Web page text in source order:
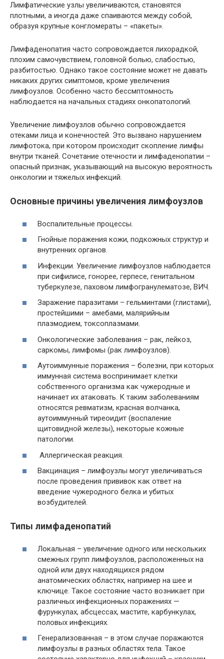
Лимфатические узлы увеличиваются, становятся
плотными, а иногда даже спаиваются между собой,
образуя крупные конгломераты – «пакеты».
Лимфаденопатия часто сопровождается лихорадкой,
плохим самочувствием, головной болью, слабостью,
разбитостью. Однако такое состояние может не давать
никаких других симптомов, кроме увеличения
лимфоузлов. Особенно часто бессмптомность
наблюдается на начальных стадиях онкопатологий.
Увеличение лимфоузлов обычно сопровождается
отеками лица и конечностей. Это вызвано нарушением
лимфотока, при котором происходит скопление лимфы
внутри тканей. Сочетание отечности и лимфаденопатии –
опасный признак, указывающий на высокую вероятность
онкологии и тяжелых инфекций.
Основные причины увеличения лимфоузлов
Воспалительные процессы.
Гнойные поражения кожи, подкожных структур и
внутренних органов.
Инфекции. Увеличение лимфоузлов наблюдается
при сифилисе, гонорее, герпесе, генитальном
туберкулезе, паховом лимфогранулематозе, ВИЧ.
Заражение паразитами – гельминтами (глистами),
простейшими – амебами, малярийным
плазмодием, токсоплазмами.
Онкологические заболевания – рак, лейкоз,
саркомы, лимфомы (рак лимфоузлов).
Аутоиммунные поражения – болезни, при которых
иммунная система воспринимает клетки
собственного организма как чужеродные и
начинает их атаковать. К таким заболеваниям
относятся ревматизм, красная волчанка,
аутоиммунный тиреоидит (воспаление
щитовидной железы), некоторые кожные
патологии.
Аллергическая реакция.
Вакцинация – лимфоузлы могут увеличиваться
после проведения прививок как ответ на
введение чужеродного белка и убитых
возбудителей.
Типы лимфаденопатий
Локальная – увеличение одного или нескольких
смежных групп лимфоузлов, расположенных на
одной или двух находящихся рядом
анатомических областях, например на шее и
ключице. Такое состояние часто возникает при
различных инфекционных поражениях —
фурункулах, абсцессах, мастите, карбункулах,
половых инфекциях.
Генерализованная – в этом случае поражаются
лимфоузлы в разных областях тела. Такое